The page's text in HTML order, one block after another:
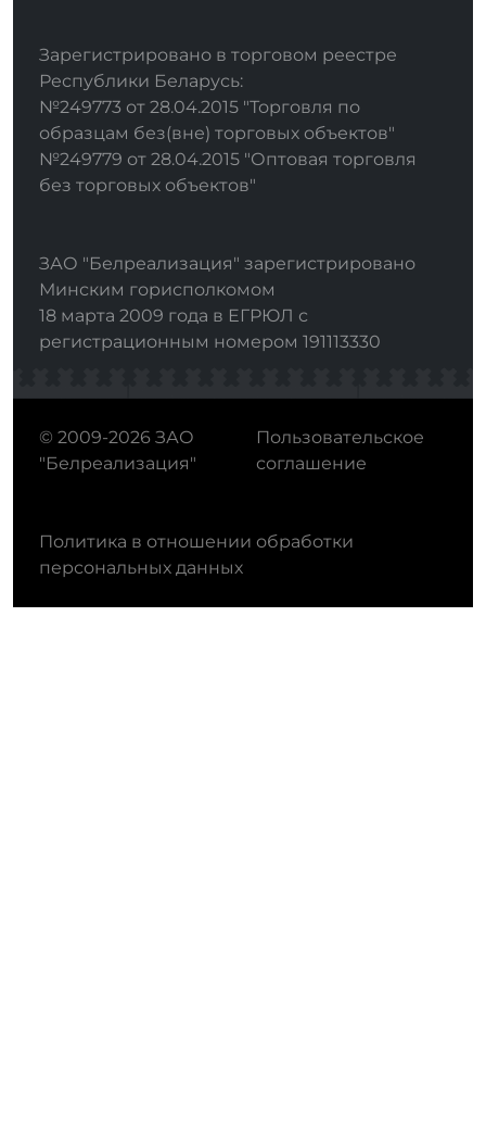
Зарегистрировано в торговом реестре
Республики Беларусь:
№249773 от 28.04.2015 "Торговля по
образцам без(вне) торговых объектов"
№249779 от 28.04.2015 "Оптовая торговля
без торговых объектов"
ЗАО "Белреализация" зарегистрировано
Минским горисполкомом
18 марта 2009 года в ЕГРЮЛ с
регистрационным номером 191113330
© 2009-2026 ЗАО
"Белреализация"
Пользовательское
соглашение
Политика в отношении обработки
персональных данных